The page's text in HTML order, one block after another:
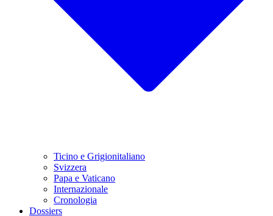
Ticino e Grigionitaliano
Svizzera
Papa e Vaticano
Internazionale
Cronologia
Dossiers